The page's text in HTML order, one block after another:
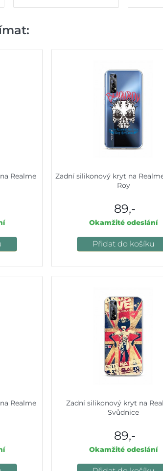
Realme
Zadní silikonový kryt na
Roy
89,-
Okamžité odeslání
Přidat do košíku
Realme
Zadní silikonový kryt na
Svůdnice
89,-
Okamžité odeslání